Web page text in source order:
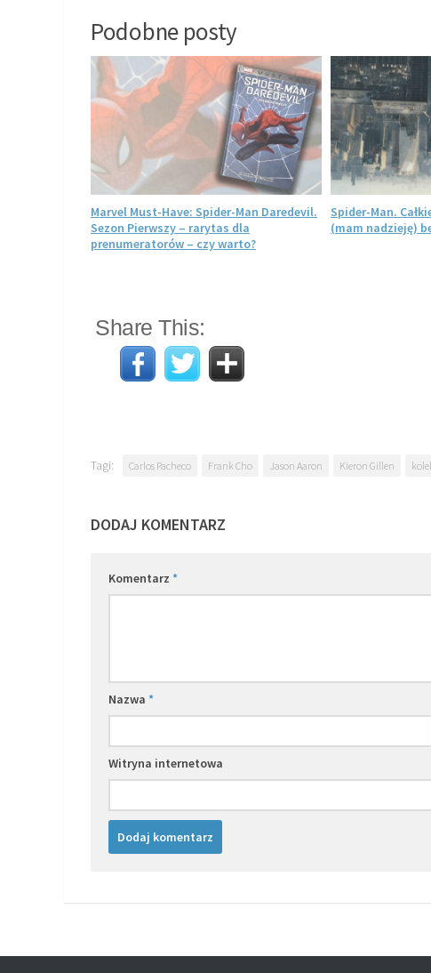
Podobne posty
Marvel Must-Have: Spider-Man Daredevil.
Sezon Pierwszy – rarytas dla
prenumeratorów – czy warto?
Spider-Man.
(mam nadzieję)
Share This:
Tagi: Carlos Pacheco Frank Cho Jason Aaron Kieron Gillen
DODAJ KOMENTARZ
Komentarz *
Nazwa *
Witryna internetowa